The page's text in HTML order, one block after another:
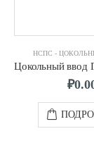
НСПС -
₽